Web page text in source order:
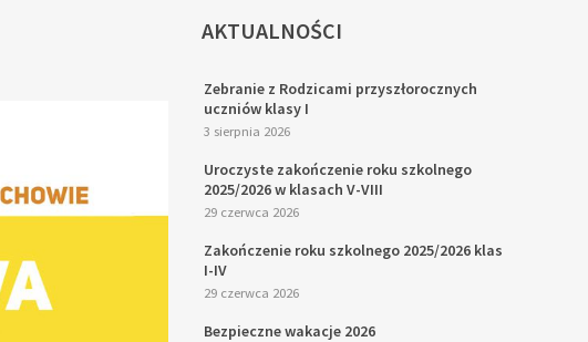
AKTUALNOŚCI
Zebranie z Rodzicami przyszłorocznych
uczniów klasy I
3 sierpnia 2026
Uroczyste zakończenie roku szkolnego
2025/2026 w klasach V-VIII
29 czerwca 2026
Zakończenie roku szkolnego 2025/2026 klas
I-IV
29 czerwca 2026
Bezpieczne wakacje 2026